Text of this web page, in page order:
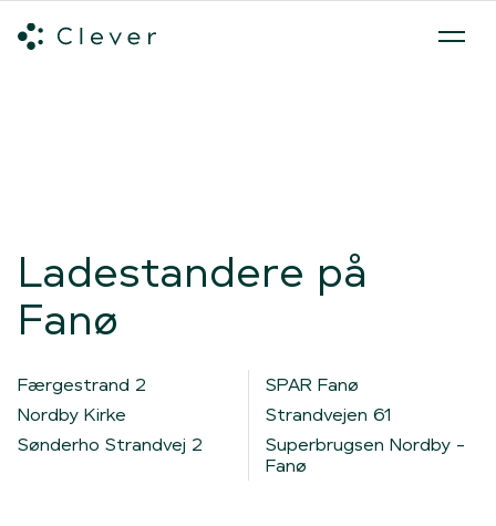
Ladestandere på
Fanø
Færgestrand 2
Nordby Kirke
Sønderho Strandvej 2
SPAR Fanø
Strandvejen 61
Superbrugsen Nordby -
Fanø